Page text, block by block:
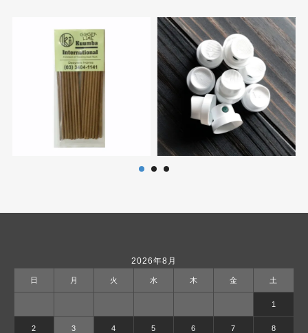
2026年8月
日 月 火 水 木 金 土
1
2 3 4 5 6 7 8